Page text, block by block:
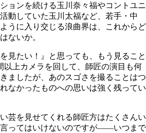
ョンを続ける玉川奈々福やコントユニ
動していた玉川太福など、若手・中
うに入り交じる浪曲界は、これからど
ないか。
見たい！』と思っても、もう見ること
以上カメラを回して、師匠の演目も何
ましたが、あのスゴさを撮ることはつ
なかったものへの思いは強く残ってい
芸を見せてくれる師匠方はたくさんい
ってはいけないのですが――いつまで